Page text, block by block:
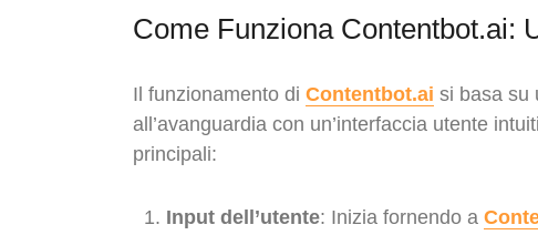
Come Funziona Contentbot.ai:
Il funzionamento di Contentbot.ai si basa su
all’avanguardia con un’interfaccia utente
principali:
Input dell’utente: Inizia fornendo a